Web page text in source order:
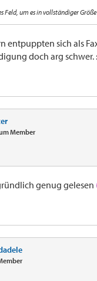
Feld, um es in vollständiger
entpuppten sich als
doch arg schwer.
Member
genug gelesen